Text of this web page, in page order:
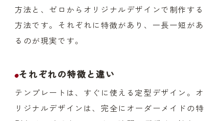
方法と、ゼロからオリジナルデザインで制作する
方法です。それぞれに特徴があり、一長一短があ
るのが現実です。
それぞれの特徴と違い
テンプレートは、すぐに使える定型デザイン。オ
リジナルデザインは、完全にオーダーメイドの特